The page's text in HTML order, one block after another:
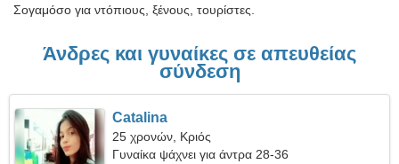
Σογαμόσο για ντόπιους, ξένους, τουρίστες.
Άνδρες και γυναίκες σε απευθείας
σύνδεση
Catalina
25 χρονών, Κριός
Γυναίκα ψάχνει για άντρα 28-36